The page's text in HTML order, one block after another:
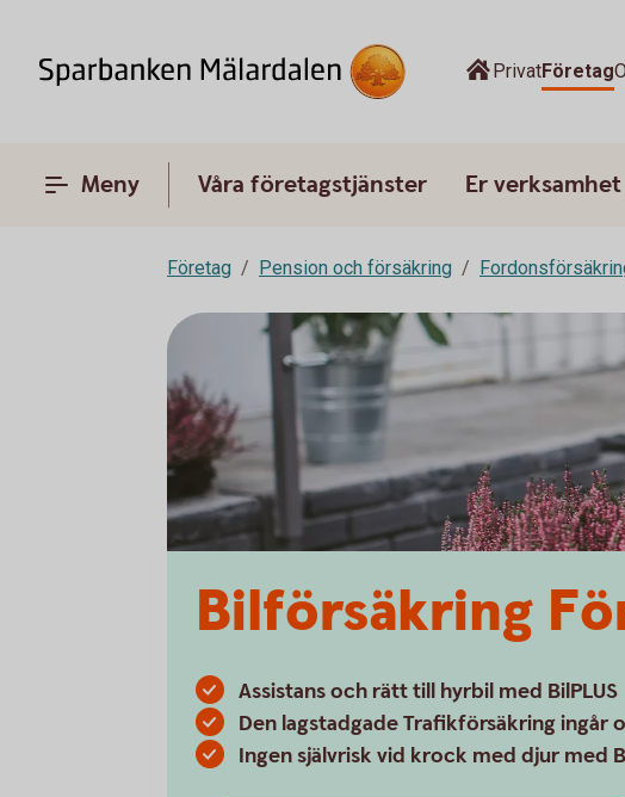
PrivatFöretag
Meny Våra företagstjänster Er verksamhet
Företag Pension och försäkring
Bilförsäkring
Assistans och rätt till hyrbil med BilPLUS
Den lagstadgade Trafikförsäkring ingår
Ingen självrisk vid krock med djur med